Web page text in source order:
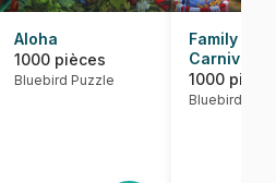
Aloha
1000 pièces
Bluebird Puzzle
Family Fun
Carnival
1000
Bluebird